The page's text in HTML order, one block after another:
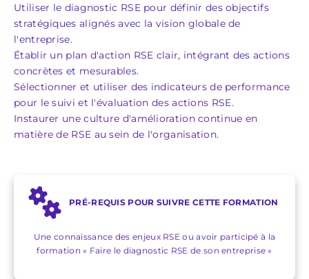
Utiliser le diagnostic RSE pour définir des objectifs
stratégiques alignés avec la vision globale de
l'entreprise.
Établir un plan d'action RSE clair, intégrant des actions
concrètes et mesurables.
Sélectionner et utiliser des indicateurs de performance
pour le suivi et l'évaluation des actions RSE.
Instaurer une culture d'amélioration continue en
matière de RSE au sein de l'organisation.
PRÉ-REQUIS POUR SUIVRE CETTE FORMATION
Une connaissance des enjeux RSE ou avoir participé à la
formation « Faire le diagnostic RSE de son entreprise »